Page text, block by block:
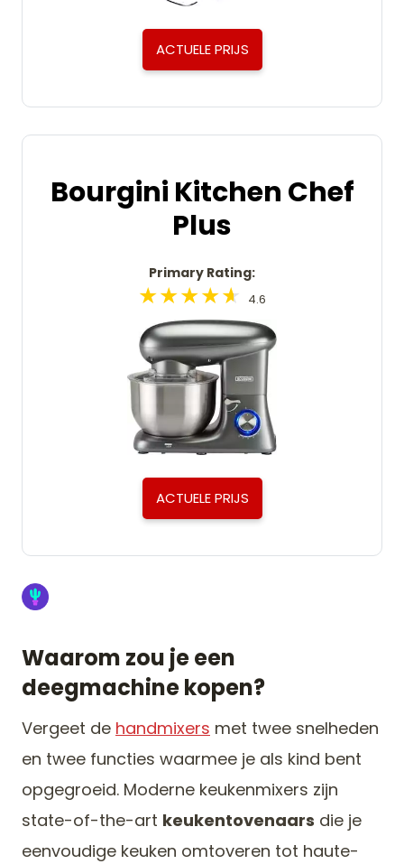
ACTUELE PRIJS
Bourgini Kitchen Chef
Plus
Primary Rating:
4.6
ACTUELE PRIJS
Waarom zou je een
deegmachine kopen?
Vergeet de handmixers met twee snelheden
en twee functies waarmee je als kind bent
opgegroeid. Moderne keukenmixers zijn
state-of-the-art keukentovenaars die je
eenvoudige keuken omtoveren tot haute-